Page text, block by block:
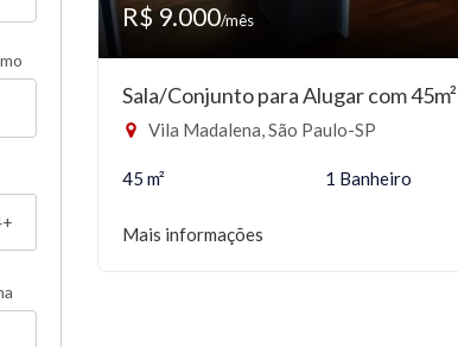
R$ 9.000/mês
Sala/Conjunto para Alugar com 45m²
Vila Madalena, São Paulo-SP
45 m² 1 Banheiro
Mais informações